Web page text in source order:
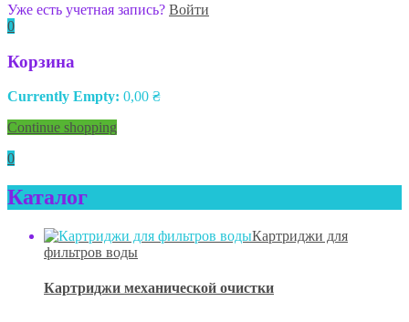
Уже есть учетная запись? Войти
0
Корзина
Currently Empty: 0,00 ₴
Continue shopping
0
Каталог
Картриджи для
фильтров воды
Картриджи механической очистки